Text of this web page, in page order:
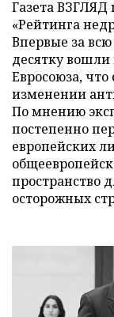
Газета ВЗГЛЯД
«Рейтинга
Впервые за
десятку вошли
Евросоюза, что
изменении
По мнению
постепенно
европейских
пространство
осторожных